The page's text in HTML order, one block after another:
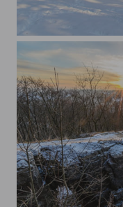
Hardtkapelle